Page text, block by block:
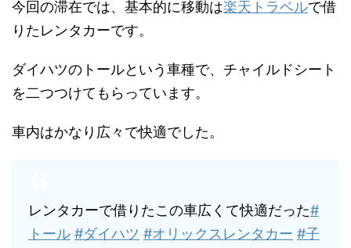
今回の滞在では、基本的に移動は楽天トラベルで借
りたレンタカーです。
ダイハツのトールという車種で、チャイルドシート
を二つつけてもらっています。
車内はかなり広々で快適でした。
レンタカーで借りたこの車広くて快適だった#
トール #ダイハツ #オリックスレンタカー #子